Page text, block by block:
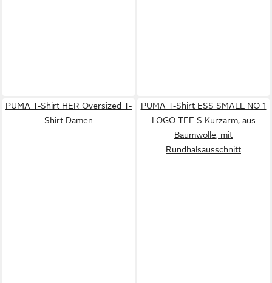
PUMA T-Shirt HER Oversized T-
Shirt Damen
PUMA T-Shirt ESS SMALL NO 1
LOGO TEE S Kurzarm, aus
Baumwolle, mit
Rundhalsausschnitt